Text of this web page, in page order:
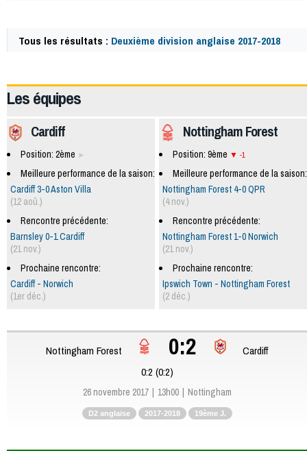
Tous les résultats : Deuxième division anglaise 2017-2018
Les équipes
Nottingham Forest
Position: 9ème -1
Meilleure performance de la saison:
Nottingham Forest 4-0 QPR
(4 nov.)
Rencontre précédente:
Nottingham Forest 1-0 Norwich
(21 nov.)
Prochaine rencontre:
Ipswich Town - Nottingham Forest
(2 déc.)
Cardiff
Position: 2ème
Meilleure performance de la saison:
Cardiff 3-0 Aston Villa
(12 aoû.)
Rencontre précédente:
Barnsley 0-1 Cardiff
(21 nov.)
Prochaine rencontre:
Cardiff - Norwich
(1er déc.)
Nottingham Forest 0:2
Cardiff
0:2 (0:2)
26 novembre 2017 13h00 Nottingham
D2 anglaise 2017-2018 19ème J.